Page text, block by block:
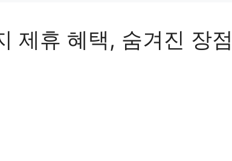
제휴 혜택, 숨겨진 장